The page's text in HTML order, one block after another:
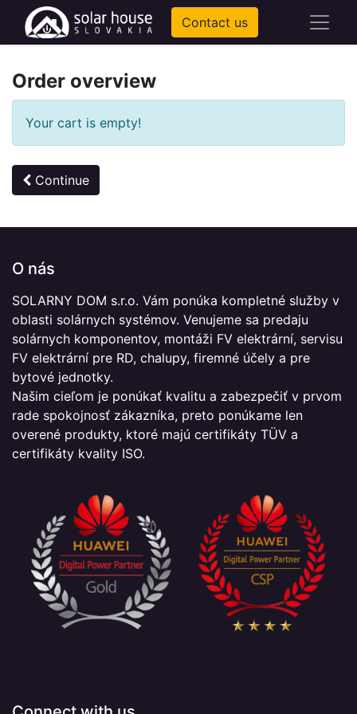
Contact us
Order overview
Your cart is empty!
Continue
O nás
SOLARNY DOM s.r.o. Vám ponúka kompletné služby v
oblasti solárnych systémov. Venujeme sa predaju
solárnych komponentov, montáži FV elektrární, servisu
FV elektrární pre RD, chalupy, firemné účely a pre
bytové jednotky.
Našim cieľom je ponúkať kvalitu a zabezpečiť v prvom
rade spokojnosť zákazníka, preto ponúkame len
overené produkty, ktoré majú certifikáty TÜV a
certifikáty kvality ISO.